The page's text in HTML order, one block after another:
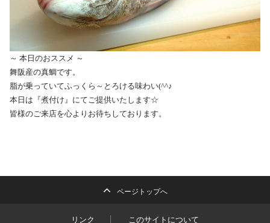
～ 本日のおススメ ～
舞阪産の真鯛です。
脂が乗っていてふっくら～とろける味わい(^^♪
本日は『煮付け』にてご提供いたします☆
皆様のご来店を心よりお待ちしております。
ページトップへ
リンク このサイトについて